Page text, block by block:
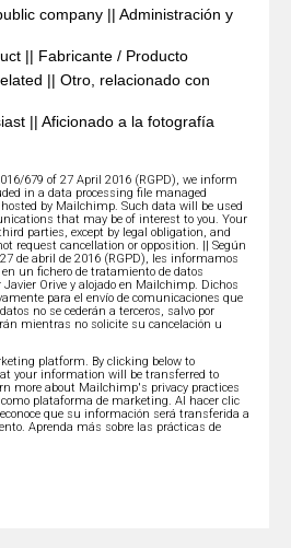
company || Administración y
|| Fabricante / Producto
|| Otro, relacionado con
|| Aficionado a la fotografía
679 of 27 April 2016 (RGPD), we inform
in a data processing file managed
by Mailchimp. Such data will be used
that may be of interest to you. Your
parties, except by legal obligation, and
request cancellation or opposition. || Según
de abril de 2016 (RGPD), les informamos
un fichero de tratamiento de datos
Orive y alojado en Mailchimp. Dichos
para el envío de comunicaciones que
no se cederán a terceros, salvo por
mientras no solicite su cancelación u
platform. By clicking below to
your information will be transferred to
more about Mailchimp's privacy practices
plataforma de marketing. Al hacer clic
que su información será transferida a
Aprenda más sobre las prácticas de